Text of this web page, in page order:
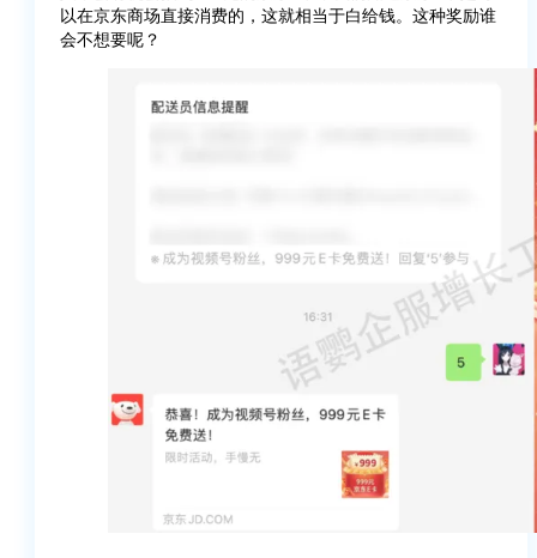
以在京东商场直接消费的，这就相当于白给钱。这种奖励谁
会不想要呢？